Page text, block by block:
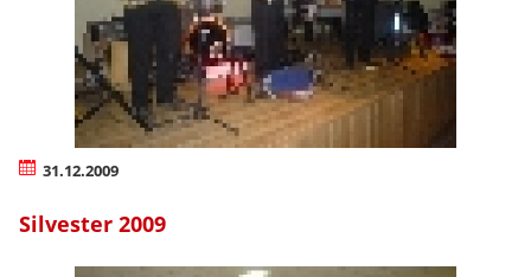
31.12.2009
Silvester 2009